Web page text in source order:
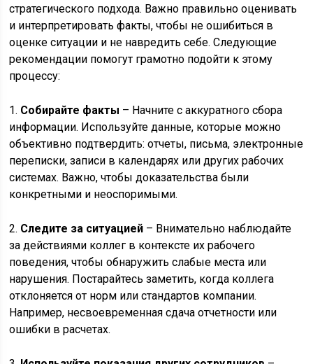
стратегического подхода. Важно правильно оценивать
и интерпретировать факты, чтобы не ошибиться в
оценке ситуации и не навредить себе. Следующие
рекомендации помогут грамотно подойти к этому
процессу:
1. Собирайте факты – Начните с аккуратного сбора
информации. Используйте данные, которые можно
объективно подтвердить: отчеты, письма, электронные
переписки, записи в календарях или других рабочих
системах. Важно, чтобы доказательства были
конкретными и неоспоримыми.
2. Следите за ситуацией – Внимательно наблюдайте
за действиями коллег в контексте их рабочего
поведения, чтобы обнаружить слабые места или
нарушения. Постарайтесь заметить, когда коллега
отклоняется от норм или стандартов компании.
Например, несвоевременная сдача отчетности или
ошибки в расчетах.